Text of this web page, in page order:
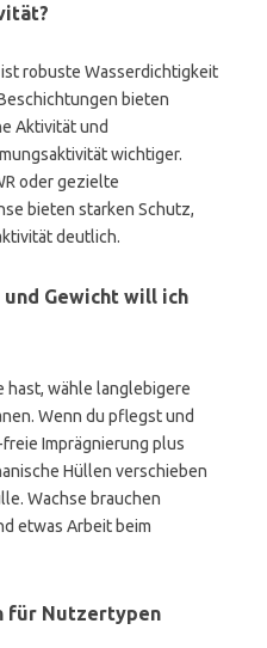
robuste Wasserdichtigkeit
bieten
Aktivität und
wichtiger.
oder gezielte
bieten starken Schutz,
deutlich.
Gewicht will ich
hast, wähle langlebigere
Wenn du pflegst und
Imprägnierung plus
Hüllen verschieben
Wachse brauchen
etwas Arbeit beim
für Nutzertypen